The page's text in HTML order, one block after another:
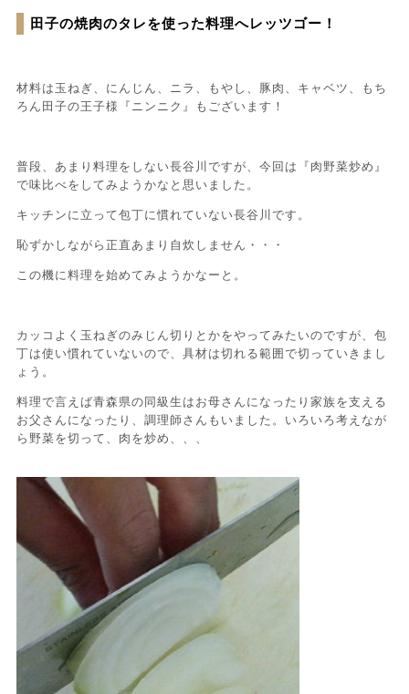
田子の焼肉のタレを使った料理へレッツゴー！
材料は玉ねぎ、にんじん、ニラ、もやし、豚肉、キャベツ、もち
ろん田子の王子様『ニンニク』もございます！
普段、あまり料理をしない長谷川ですが、今回は『肉野菜炒め』
で味比べをしてみようかなと思いました。
キッチンに立って包丁に慣れていない長谷川です。
恥ずかしながら正直あまり自炊しません・・・
この機に料理を始めてみようかなーと。
カッコよく玉ねぎのみじん切りとかをやってみたいのですが、包
丁は使い慣れていないので、具材は切れる範囲で切っていきまし
ょう。
料理で言えば青森県の同級生はお母さんになったり家族を支える
お父さんになったり、調理師さんもいました。いろいろ考えなが
ら野菜を切って、肉を炒め、、、